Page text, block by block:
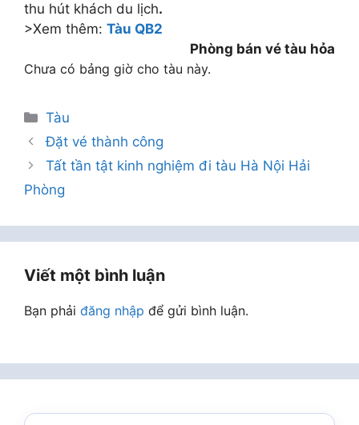
thu hút khách du lịch.
>Xem thêm: Tàu QB2
Phòng bán vé tàu hỏa
Chưa có bảng giờ cho tàu này.
Danh
mục
Tàu
Đặt vé thành công
Tất tần tật kinh nghiệm đi tàu Hà Nội Hải
Phòng
Viết một bình luận
Bạn phải đăng nhập để gửi bình luận.